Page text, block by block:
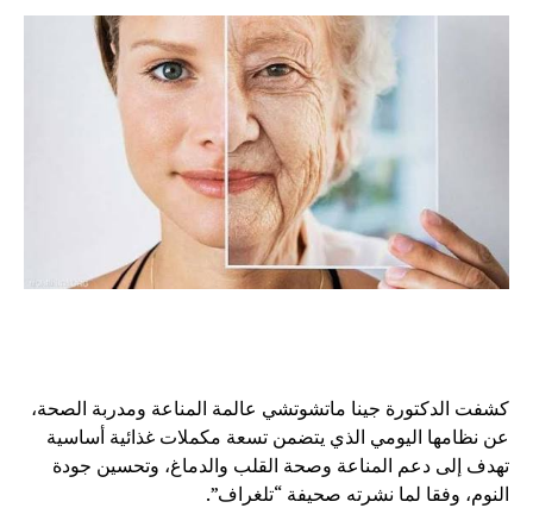
كشفت الدكتورة جينا ماتشوتشي عالمة المناعة ومدربة الصحة،
عن نظامها اليومي الذي يتضمن تسعة مكملات غذائية أساسية
تهدف إلى دعم المناعة وصحة القلب والدماغ، وتحسين جودة
النوم، وفقا لما نشرته صحيفة “تلغراف”.